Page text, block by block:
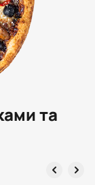
та
left right